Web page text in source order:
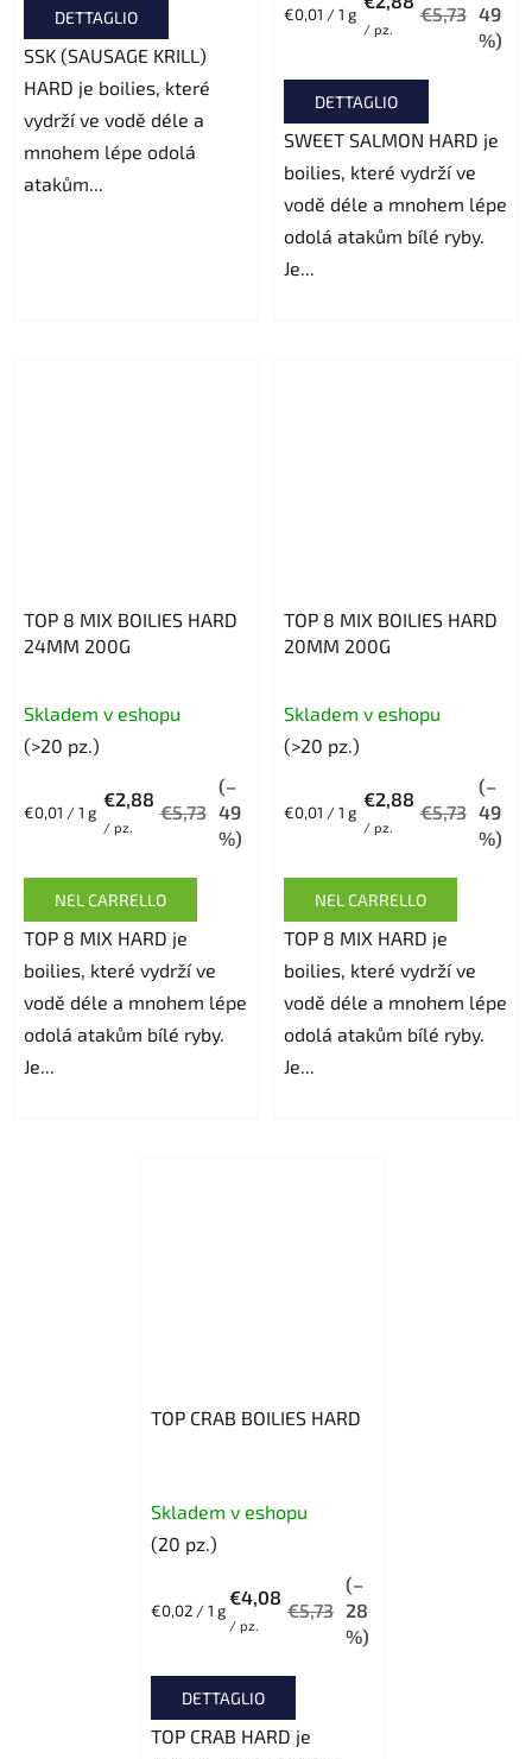
DETTAGLIO
SSK (SAUSAGE KRILL)
HARD je boilies, které
vydrží ve vodě déle a
mnohem lépe odolá
atakům...
/ pz.
€5,73 49
%)
Prezzo
€0,01 / 1 g
DETTAGLIO
SWEET SALMON HARD je
boilies, které vydrží ve
vodě déle a mnohem lépe
odolá atakům bílé ryby.
Je...
TOP 8 MIX BOILIES HARD
24MM 200G
Skladem v eshopu
(>20 pz.)
€2,88
/ pz.
€5,73
(–
49
%)
Prezzo
€0,01 / 1 g
NEL CARRELLO
TOP 8 MIX HARD je
boilies, které vydrží ve
vodě déle a mnohem lépe
odolá atakům bílé ryby.
Je...
TOP 8 MIX BOILIES HARD
20MM 200G
Skladem v eshopu
(>20 pz.)
€2,88
/ pz.
€5,73
(–
49
%)
Prezzo
€0,01 / 1 g
NEL CARRELLO
TOP 8 MIX HARD je
boilies, které vydrží ve
vodě déle a mnohem lépe
odolá atakům bílé ryby.
Je...
TOP CRAB BOILIES HARD
Skladem v eshopu
(20 pz.)
€4,08
/ pz.
€5,73
(–
28
%)
Prezzo
€0,02 / 1 g
DETTAGLIO
TOP CRAB HARD je